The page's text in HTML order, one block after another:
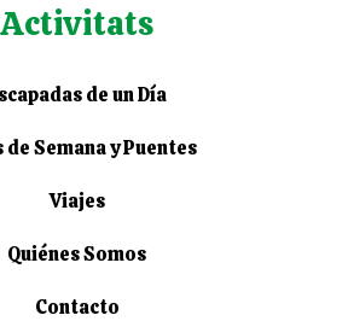
Activitats
de un Día
de Semana y Puentes
Viajes
Quiénes Somos
Contacto